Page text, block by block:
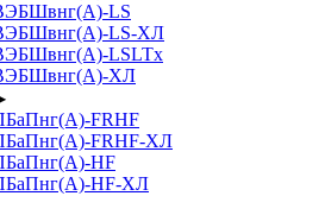
LS
LS-ХЛ
LSLTx
ХЛ
FRHF
FRHF-ХЛ
HF
HF-ХЛ